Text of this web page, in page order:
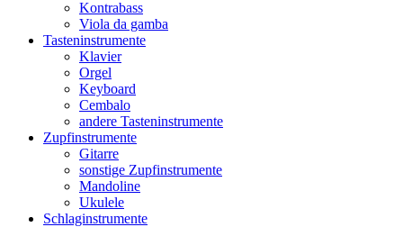
Kontrabass
Viola da gamba
Tasteninstrumente
Klavier
Orgel
Keyboard
Cembalo
andere Tasteninstrumente
Zupfinstrumente
Gitarre
sonstige Zupfinstrumente
Mandoline
Ukulele
Schlaginstrumente